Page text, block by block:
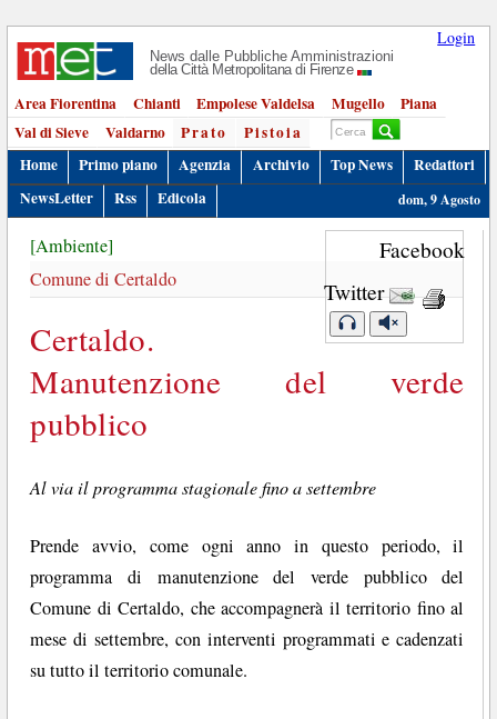
Login
News dalle Pubbliche Amministrazioni
della Città Metropolitana di Firenze
Area Fiorentina Chianti Empolese Valdelsa Mugello
Piana
Val di Sieve
Valdarno Prato
Pistoia
Home
Primo piano Agenzia Archivio Top News
Redattori
NewsLetter
Rss Edicola dom, 9 Agosto
Facebook
Twitter
[Ambiente]
Comune di Certaldo
Certaldo.
Manutenzione del verde
pubblico
Al via il programma stagionale fino a settembre
Prende avvio, come ogni anno in questo periodo, il
programma di manutenzione del verde pubblico del
Comune di Certaldo, che accompagnerà il territorio fino al
mese di settembre, con interventi programmati e cadenzati
su tutto il territorio comunale.